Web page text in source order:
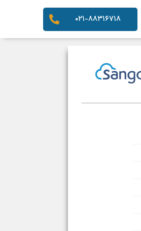
۰۲۱-۸۸۳۱۶۷۱۸